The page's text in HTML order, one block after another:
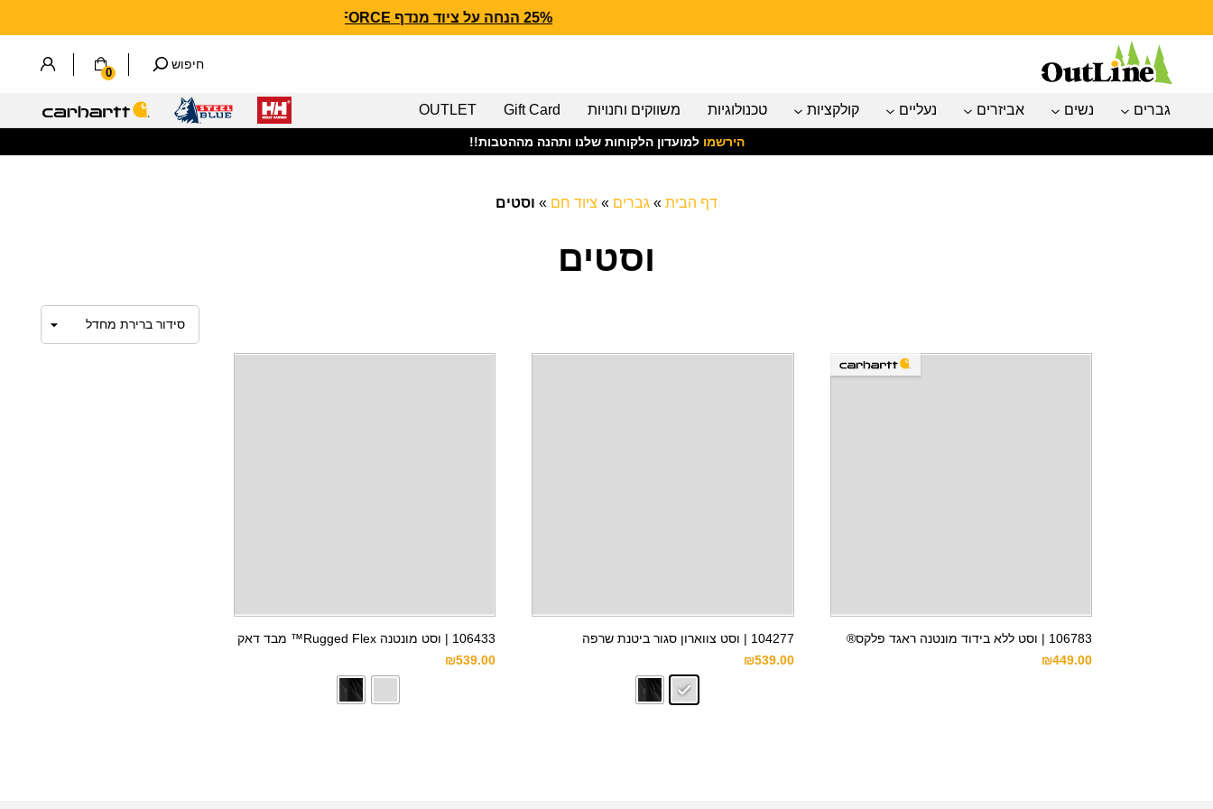
25% הנחה על ציוד מנדף CARHARTT FORCE
חיפוש
0
גברים נשים אביזרים נעליים קולקציות טכנולוגיות משווקים וחנויות Gift Card
OUTLET
הירשמו למועדון הלקוחות שלנו ותהנה מההטבות!!
דף הבית » גברים » ציוד חם » וסטים
וסטים
106783 | וסט ללא בידוד מונטנה ראגד פלקס®
₪449.00
104277 | וסט צווארון סגור ביטנת שרפה
₪539.00
106433 | וסט מונטנה Rugged Flex™ מבד דאק
₪539.00